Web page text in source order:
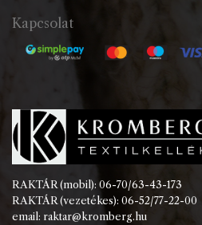
Kapcsolat
RAKTÁR (mobil): 06-70/63-43-173
RAKTÁR (vezetékes): 06-52/77-22-00
email: raktar@kromberg.hu